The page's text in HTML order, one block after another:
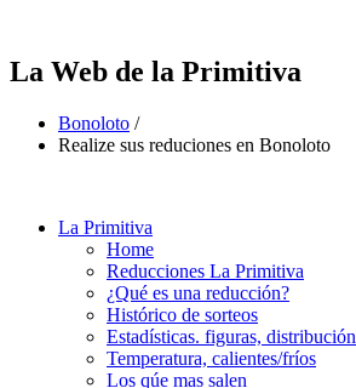
La Web de la Primitiva
Bonoloto /
Realize sus reduciones en Bonoloto
La Primitiva
Home
Reducciones La Primitiva
¿Qué es una reducción?
Histórico de sorteos
Estadísticas. figuras, distribución
Temperatura, calientes/fríos
Los qúe mas salen